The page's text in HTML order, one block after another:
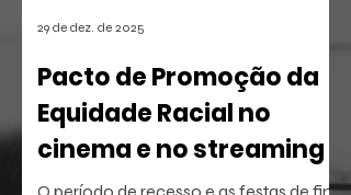
Pacto de Promoção da
Equidade Racial no
cinema e no streaming
29 de dez. de 2025